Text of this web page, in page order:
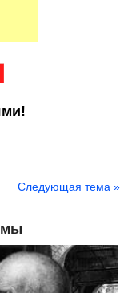
Следующая тема »